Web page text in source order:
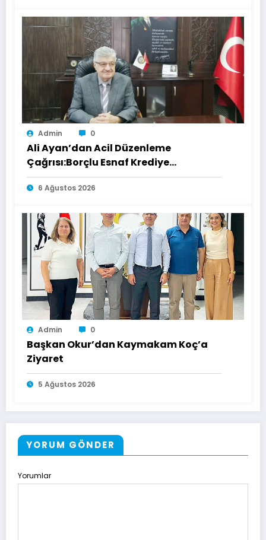
Admin 0
Ali Ayan’dan Acil Düzenleme
Çağrısı:Borçlu Esnaf Krediye
Ulaşamıyor
6 Ağustos 2026
Admin 0
Başkan Okur’dan Kaymakam Koç’a
Ziyaret
5 Ağustos 2026
YORUM GÖNDER
Yorumlar